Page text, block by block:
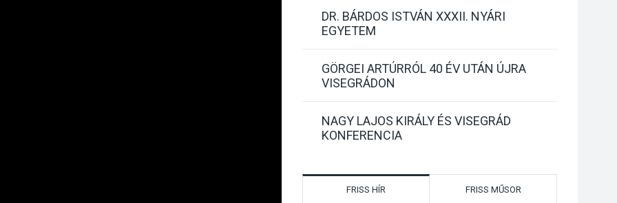
DR. BÁRDOS ISTVÁN XXXII. NYÁRI
EGYETEM
GÖRGEI ARTÚRRÓL 40 ÉV UTÁN ÚJRA
VISEGRÁDON
NAGY LAJOS KIRÁLY ÉS VISEGRÁD
KONFERENCIA
FRISS HÍR FRISS MŰSOR